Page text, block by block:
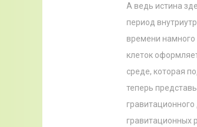
А ведь истина
период
времени
клеток
среде, которая
теперь
гравитационных